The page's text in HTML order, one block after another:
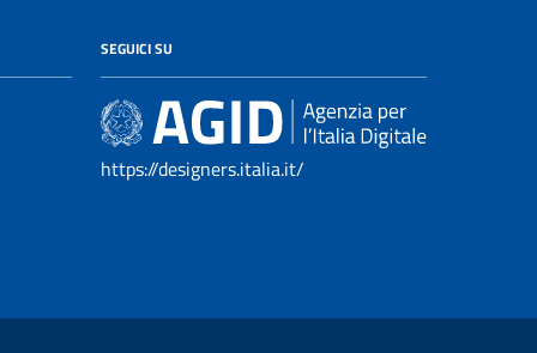
SEGUICI SU
https://designers.italia.it/